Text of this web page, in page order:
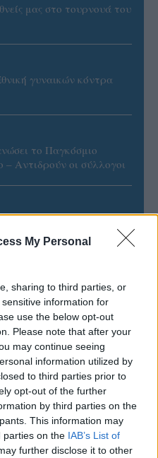
My Personal
sharing to third parties, or
information for
use the below opt-out
Please note that after your
may continue seeing
information utilized by
to third parties prior to
opt-out of the further
by third parties on the
This information may
parties on the IAB’s List of
further disclose it to other
μας στο τουρνουά του
γυναικών κόντρα
το Παγκόσμιο
Αντιδρούν οι σύλλογοι
η Μπενφίκα του Ψάρρα
Βίλτενμπουργκ
της Εθνικής στο
ΡΟΝΤΟΓΙΑΝΝΗ